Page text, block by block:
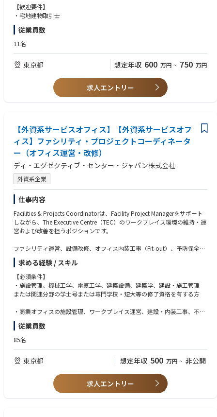
広告からの問い合わせに対する100%完全反響営業です。
飛び込み営業やノルマはありません。
境です。
【事業内容】
不動産業界において将来性が見込まれるリノベーション事業領域。
この事業に着目しました。
天然無垢材＋デザイン性＋機能性という付加価値の高い商品が好評を博
■物件の特徴
平均価格2億円、自然を感じる天然無垢材を贅沢に使用した上質仕様の内
装です。
ただの「住まい」ではなく、最高の「暮らし」をご提案するため、デザイ
ン・間取り・仕様・素材の一つひとつにこだわった商品を提供し続けてい
ます。
また物件の仕入れ・買取からリノベーションのデザイン、施工、販売まで
すべてグループ会社内で行っています。
■グループ会社/株式会社LogProstyle
当社はグループ連結売上高222億円の総合不動産企業LogProstyleのグルー
プ会社（100％子会社）です。
親会社であるLogProstyleは2025年3月25日に日本未上場企業として初め
厚生が魅力となっています。
【歓迎要件】
・宅地建物取引士
従業員数
11名
東京都 想定年収 600 万円 ~ 750 万円
求人エントリー
【外資系サービスオフィス】【外資系サービスオフ
ィス】ファシリティ・プロジェクトコーディネータ
ー（オフィス運営・改修）
ディ・エグゼクティブ・センター・ジャパン株式会社
外資系企業
仕事内容
Facilities & Projects Coordinatorは、Facility Project Managerをサポート
しながら、The Executive Centre（TEC）のワークプレイス環境の維持・運
営および改善を担うポジションです。
ファシリティ運営、設備改修、オフィス内装工事（Fit-out）、予防保全、
ベンダーマネジメントなど幅広い業務に携わり、社内外の関係者と連携し
ながらプロジェクトを推進します。
施設運営に関する専門知識と高い調整力を活かし、快適で安全なオフィス
環境の実現と、サービス品質の向上に貢献いただくことを期待していま
求める経験 / スキル
【必須条件】
・施設管理、機械工学、電気工学、建築設備、建築学、建設・施工管理
または関連分野の学士号または専門学校・短大等の修了資格を有する方
・商業オフィスの施設管理、ワークプレイス運営、建設・内装工事、不動
産管理、またはプロジェクトコーディネーションの実務経験3～5年以上
【歓迎条件】
業界、または商業不動産業界での経験
【求める人物像】
・プロジェクトを主体的に推進できる方
・課題解決に向けて自ら考え、行動できる方
従業員数
85名
東京都 想定年収 500 万円 ~ 非公開
求人エントリー